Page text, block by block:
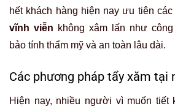
hết khách hàng hiện nay ưu tiên
vĩnh viễn không xâm lấn như
bảo tính thẩm mỹ và an toàn lâu dài.
Các phương pháp tẩy xăm tại
Hiện nay, nhiều người vì muốn tiết